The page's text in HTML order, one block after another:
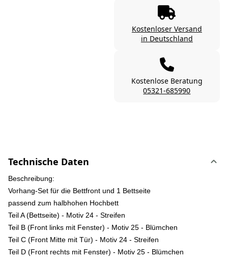
Kostenloser Versand
in Deutschland
Kostenlose Beratung
05321-685990
Technische Daten
Beschreibung:
Vorhang-Set für die Bettfront und 1 Bettseite
passend zum halbhohen Hochbett
Teil A (Bettseite) - Motiv 24 - Streifen
Teil B (Front links mit Fenster) - Motiv 25 - Blümchen
Teil C (Front Mitte mit Tür) - Motiv 24 - Streifen
Teil D (Front rechts mit Fenster) - Motiv 25 - Blümchen